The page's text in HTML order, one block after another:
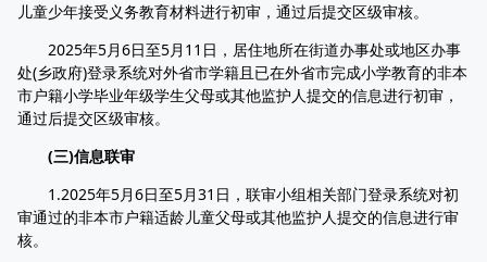
儿童少年接受义务教育材料进行初审，通过后提交区级审核。
2025年5月6日至5月11日，居住地所在街道办事处或地区办事
处(乡政府)登录系统对外省市学籍且已在外省市完成小学教育的非本
市户籍小学毕业年级学生父母或其他监护人提交的信息进行初审，
通过后提交区级审核。
(三)信息联审
1.2025年5月6日至5月31日，联审小组相关部门登录系统对初
审通过的非本市户籍适龄儿童父母或其他监护人提交的信息进行审
核。